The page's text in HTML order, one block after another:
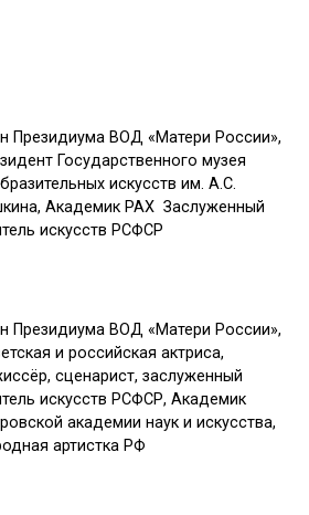
Президиума ВОД «Матери России»,
Государственного музея
искусств им. А.С.
Академик РАХ Заслуженный
искусств РСФСР
Президиума ВОД «Матери России»,
и российская актриса,
сценарист, заслуженный
искусств РСФСР, Академик
академии наук и искусства,
артистка РФ